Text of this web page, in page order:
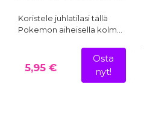
Koristele juhlatilasi tällä
Pokemon aiheisella kolm…
5,95 €
Osta
nyt!